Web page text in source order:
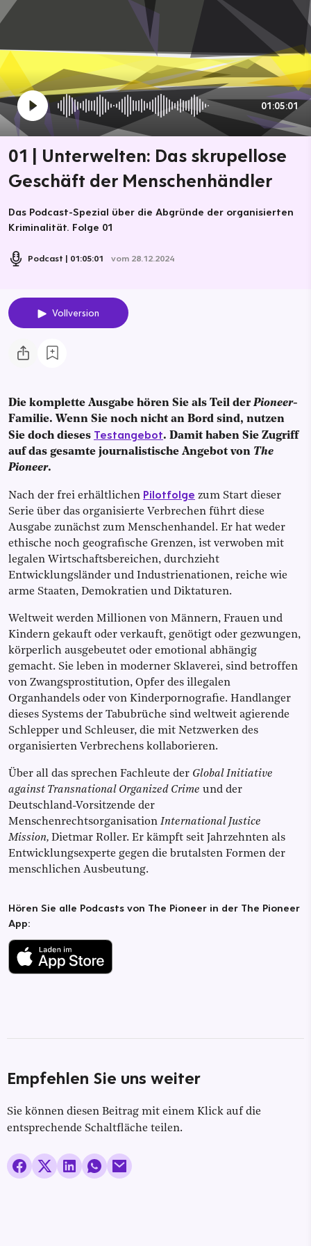
01:05:01
01 | Unterwelten: Das skrupellose
Geschäft der Menschenhändler
Das Podcast-Spezial über die Abgründe der organisierten
Kriminalität. Folge 01
Podcast 01:05:01 vom 28.12.2024
Vollversion
Die komplette Ausgabe hören Sie als Teil derPioneer-
Familie. Wenn Sie noch nicht an Bord sind, nutzen
Sie doch dieses Testangebot. Damit haben Sie Zugriff
auf das gesamte journalistische Angebot von The
Pioneer.
Nach der frei erhältlichen Pilotfolge zum Start dieser
Serie über das organisierte Verbrechen führt diese
Ausgabe zunächst zum Menschenhandel. Er hat weder
ethische noch geografische Grenzen, ist verwoben mit
legalen Wirtschaftsbereichen, durchzieht
Entwicklungsländer und Industrienationen, reiche wie
arme Staaten, Demokratien und Diktaturen.
Weltweit werden Millionen von Männern, Frauen und
Kindern gekauft oder verkauft, genötigt oder gezwungen,
körperlich ausgebeutet oder emotional abhängig
gemacht. Sie leben in moderner Sklaverei, sind betroffen
von Zwangsprostitution, Opfer des illegalen
Organhandels oder von Kinderpornografie. Handlanger
dieses Systems der Tabubrüche sind weltweit agierende
Schlepper und Schleuser, die mit Netzwerken des
organisierten Verbrechens kollaborieren.
Über all das sprechen Fachleute der Global Initiative
against Transnational Organized Crime und der
Deutschland-Vorsitzende der
Menschenrechtsorganisation International Justice
Mission, Dietmar Roller. Er kämpft seit Jahrzehnten als
Entwicklungsexperte gegen die brutalsten Formen der
menschlichen Ausbeutung.
Hören Sie alle Podcasts von The Pioneer in der The Pioneer
App:
Empfehlen Sie uns weiter
Sie können diesen Beitrag mit einem Klick auf die
entsprechende Schaltfläche teilen.